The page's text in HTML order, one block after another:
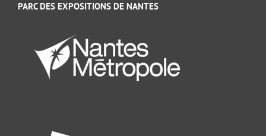
PARC DES EXPOSITIONS DE NANTES